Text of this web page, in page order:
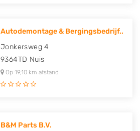
Autodemontage & Bergingsbedrijf..
Jonkersweg 4
9364TD Nuis
Op 19,10 km afstand
B&M Parts B.V.